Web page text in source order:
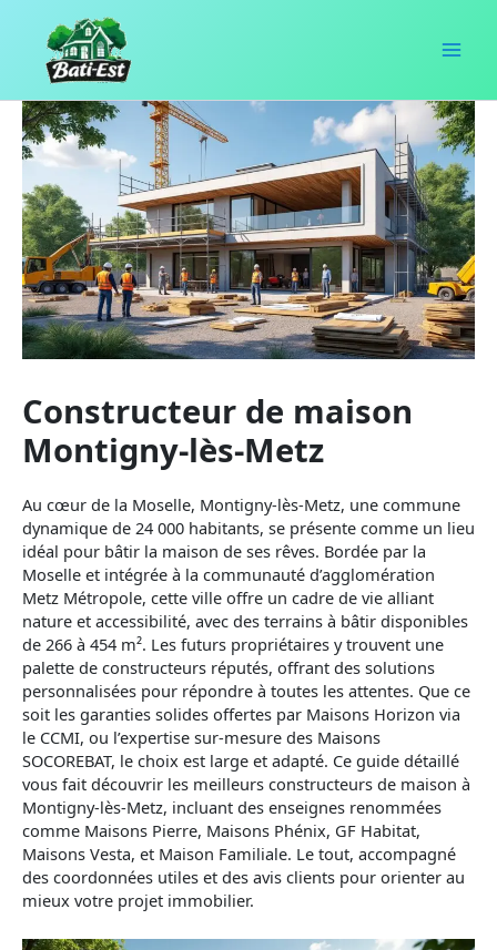
contenu
Constructeur de maison
Montigny-lès-Metz
Au cœur de la Moselle, Montigny-lès-Metz, une commune
dynamique de 24 000 habitants, se présente comme un lieu
idéal pour bâtir la maison de ses rêves. Bordée par la
Moselle et intégrée à la communauté d’agglomération
Metz Métropole, cette ville offre un cadre de vie alliant
nature et accessibilité, avec des terrains à bâtir disponibles
de 266 à 454 m². Les futurs propriétaires y trouvent une
palette de constructeurs réputés, offrant des solutions
personnalisées pour répondre à toutes les attentes. Que ce
soit les garanties solides offertes par Maisons Horizon via
le CCMI, ou l’expertise sur-mesure des Maisons
SOCOREBAT, le choix est large et adapté. Ce guide détaillé
vous fait découvrir les meilleurs constructeurs de maison à
Montigny-lès-Metz, incluant des enseignes renommées
comme Maisons Pierre, Maisons Phénix, GF Habitat,
Maisons Vesta, et Maison Familiale. Le tout, accompagné
des coordonnées utiles et des avis clients pour orienter au
mieux votre projet immobilier.